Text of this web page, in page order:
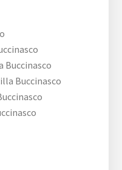
Buccinasco
Buccinasco